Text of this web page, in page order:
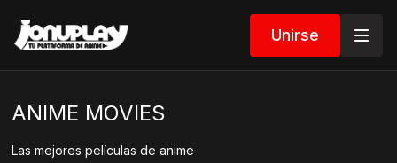
Unirse
ANIME MOVIES
Las mejores películas de anime